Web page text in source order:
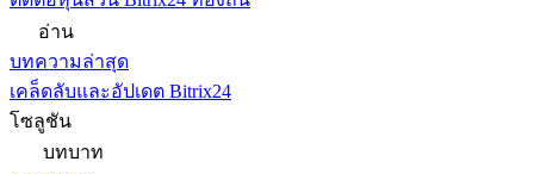
อ่าน
บทความล่าสุด
เคล็ดลับและอัปเดต Bitrix24
โซลูชัน
บทบาท